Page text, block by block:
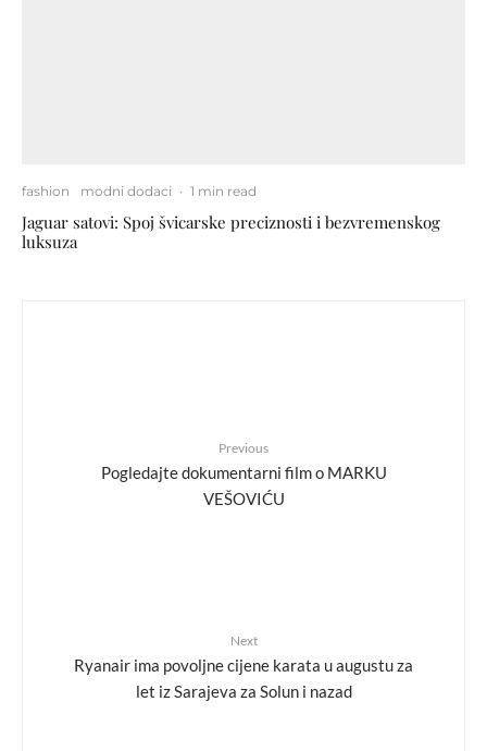
fashion modni dodaci · 1 min read
Jaguar satovi: Spoj švicarske preciznosti i bezvremenskog
luksuza
Previous
Pogledajte dokumentarni film o MARKU
VEŠOVIĆU
Next
Ryanair ima povoljne cijene karata u augustu za
let iz Sarajeva za Solun i nazad